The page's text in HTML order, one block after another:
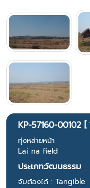
KP-57160-00102
ทุ่งหล่ายหน้า
Lai na field
ประเภทวัฒนธรรม
จับต้องได้ : Tangible.